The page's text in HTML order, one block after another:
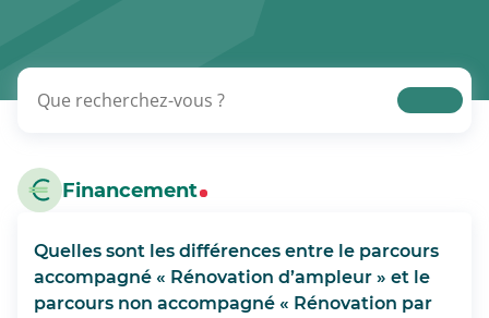
Financement
Quelles sont les différences entre le parcours
accompagné « Rénovation d’ampleur » et le
parcours non accompagné « Rénovation par